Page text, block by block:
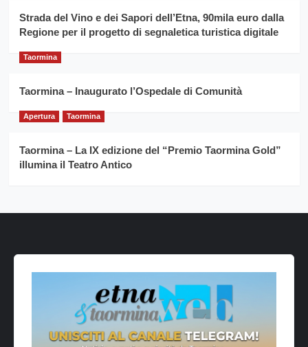
Strada del Vino e dei Sapori dell’Etna, 90mila euro dalla
Regione per il progetto di segnaletica turistica digitale
Taormina
Taormina – Inaugurato l’Ospedale di Comunità
Apertura Taormina
Taormina – La IX edizione del “Premio Taormina Gold”
illumina il Teatro Antico